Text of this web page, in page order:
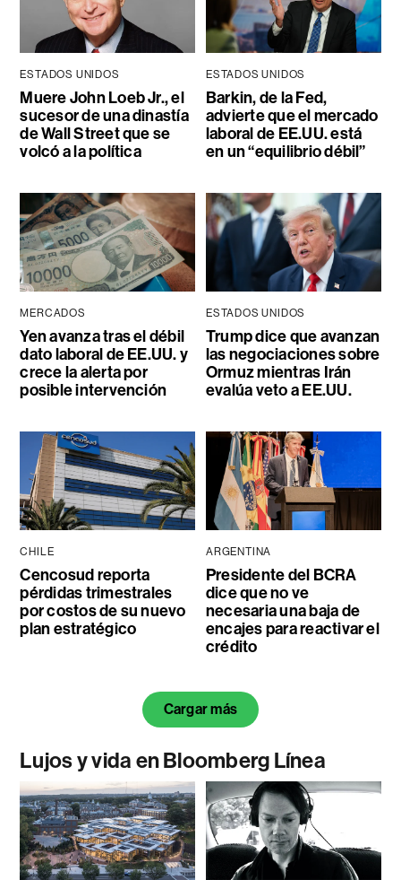
ESTADOS UNIDOS
Muere John Loeb Jr., el
sucesor de una dinastía
de Wall Street que se
volcó a la política
ESTADOS UNIDOS
Barkin, de la Fed,
advierte que el mercado
laboral de EE.UU. está
en un “equilibrio débil”
MERCADOS
Yen avanza tras el débil
dato laboral de EE.UU. y
crece la alerta por
posible intervención
ESTADOS UNIDOS
Trump dice que avanzan
las negociaciones sobre
Ormuz mientras Irán
evalúa veto a EE.UU.
CHILE
Cencosud reporta
pérdidas trimestrales
por costos de su nuevo
plan estratégico
ARGENTINA
Presidente del BCRA
dice que no ve
necesaria una baja de
encajes para reactivar el
crédito
Cargar más
Lujos y vida en Bloomberg Línea